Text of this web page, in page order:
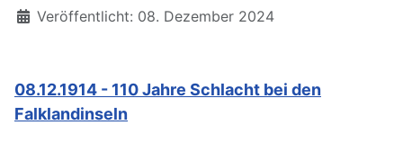
Details
Veröffentlicht: 08. Dezember 2024
08.12.1914 - 110 Jahre Schlacht bei den
Falklandinseln